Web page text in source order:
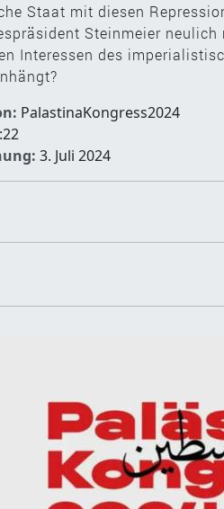
Staat mit diesen
Steinmeier neulich
Interessen des
PalastinaKongress2024
3. Juli 2024